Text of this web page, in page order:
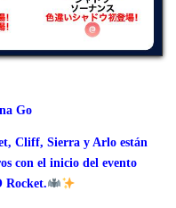
Go
Cliff, Sierra y Arlo están
con el inicio del evento
Rocket.